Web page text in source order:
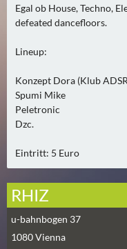
O
R
E
N
(
0
)
U
B
E
R
M
Egal ob House, Techno,
defeated dancefloors.
Lineup:
Konzept Dora (Klub
Spumi Mike
Peletronic
Dzc.
Eintritt: 5 Euro
RHIZ
u-bahnbogen 37
1080Vienna